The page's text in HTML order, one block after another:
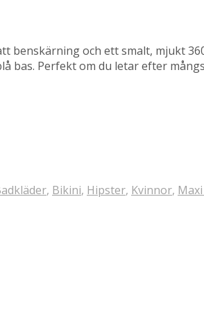
benskärning och ett smalt, mjukt
bas. Perfekt om du letar efter
, Bikini, Hipster, Kvinnor,